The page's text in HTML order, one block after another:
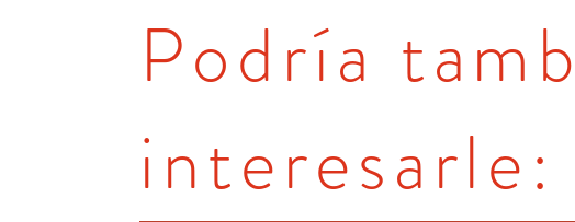
Podría
interesarle: